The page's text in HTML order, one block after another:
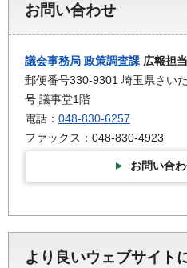
お問い合わせ
議会事務局 政策調査課 広報担当
郵便番号330-9301 埼玉県さい
号 議事堂1階
電話： 048-830-6257
ファックス：048-830-4923
お問い合
より良いウェブサイト